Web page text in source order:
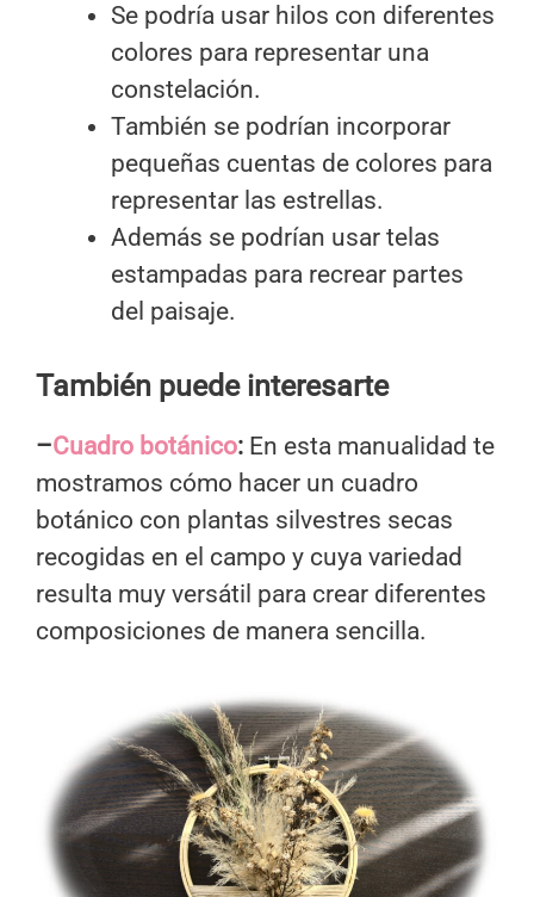
Se podría usar hilos con diferentes
colores para representar una
constelación.
También se podrían incorporar
pequeñas cuentas de colores para
representar las estrellas.
Además se podrían usar telas
estampadas para recrear partes
del paisaje.
También puede interesarte
–Cuadro botánico: En esta manualidad te
mostramos cómo hacer un cuadro
botánico con plantas silvestres secas
recogidas en el campo y cuya variedad
resulta muy versátil para crear diferentes
composiciones de manera sencilla.